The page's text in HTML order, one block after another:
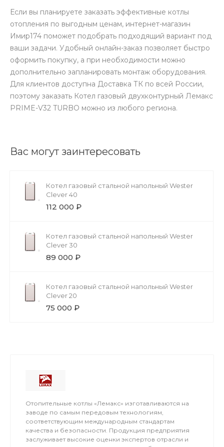
Если вы планируете заказать эффективные котлы
отопления по выгодным ценам, интернет-магазин
Имир174 поможет подобрать подходящий вариант под
ваши задачи. Удобный онлайн-заказ позволяет быстро
оформить покупку, а при необходимости можно
дополнительно запланировать монтаж оборудования.
Для клиентов доступна Доставка ТК по всей России,
поэтому заказать Котел газовый двухконтурный Лемакс
PRIME-V32 TURBO можно из любого региона.
Вас могут заинтересовать
Котел газовый стальной напольный Wester
Clever 40
112 000 ₽
Котел газовый стальной напольный Wester
Clever 30
89 000 ₽
Котел газовый стальной напольный Wester
Clever 20
75 000 ₽
Отопительные котлы «Лемакс» изготавливаются на
заводе по самым передовым технологиям,
соответствующим международным стандартам
качества и безопасности. Продукция предприятия
заслуживает высокие оценки экспертов отрасли и